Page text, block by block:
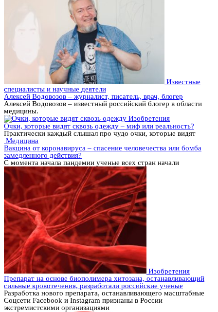
Известные
специалисты и научные деятели
Алексей Водовозов – журналист, писатель, врач, блогер
Алексей Водовозов – известный российский блогер в области
медицины.
Изобретения
Очки, которые видят сквозь одежду – миф или реальность?
Практически каждый слышал про чудо очки, которые видят
Медицина
Вакцина от коронавируса – спасение человечества или бомба
замедленного действия?
С момента начала пандемии ученые всех стран начали
Изобретения
Препарат на основе биополимера хитозана, останавливающий
сильные кровотечения, разработали российские ученые
Разработка нового препарата, останавливающего масштабные
Соцсети Facebook и Instagram признаны в России
экстремистскими организациями